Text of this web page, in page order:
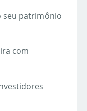
seu patrimônio
com